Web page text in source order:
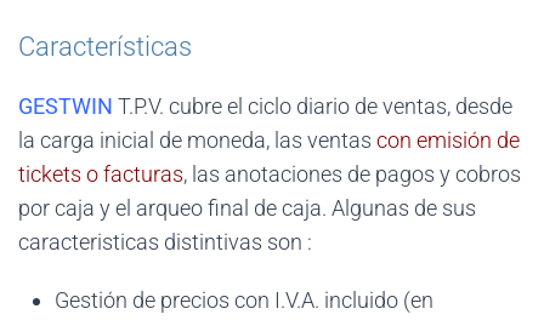
Características
GESTWIN T.P.V. cubre el ciclo diario de ventas, desde
la carga inicial de moneda, las ventas con emisión de
tickets o facturas, las anotaciones de pagos y cobros
por caja y el arqueo final de caja. Algunas de sus
caracteristicas distintivas son :
Gestión de precios con I.V.A. incluido (en